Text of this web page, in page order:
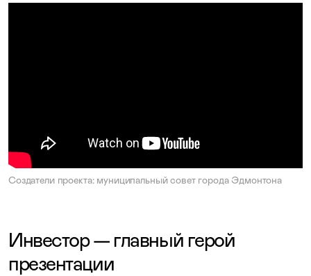
Создатели проекта: муниципальный совет города Эдмонтона
Инвестор — главный герой
презентации